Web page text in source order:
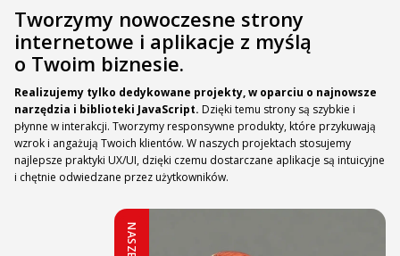
Tworzymy nowoczesne strony
internetowe i aplikacje z myślą
o Twoim biznesie.
Realizujemy tylko dedykowane projekty, w oparciu o najnowsze
narzędzia i biblioteki JavaScript. Dzięki temu strony są szybkie i
płynne w interakcji. Tworzymy responsywne produkty, które przykuwają
wzrok i angażują Twoich klientów. W naszych projektach stosujemy
najlepsze praktyki UX/UI, dzięki czemu dostarczane aplikacje są intuicyjne
i chętnie odwiedzane przez użytkowników.